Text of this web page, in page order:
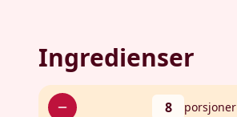
Ingredienser
8 porsjoner